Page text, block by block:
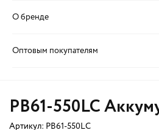
О бренде
Оптовым покупателям
PB61-550LC
Артикул: PB61-550LC